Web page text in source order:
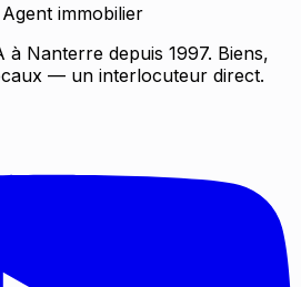
immobilier
à Nanterre depuis 1997. Biens,
— un interlocuteur direct.